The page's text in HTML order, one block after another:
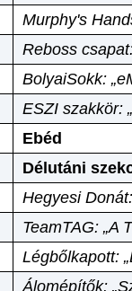
Murphy's
Reboss
BolyaiSokk:
ESZI szakkör:
Ebéd
Délutáni
Hegyesi
TeamTAG: „A
Légbőlkapott:
Álomépítők: